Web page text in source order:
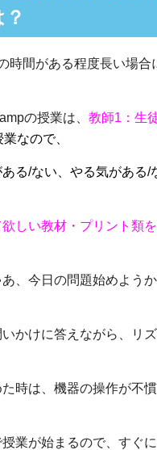
時間がある程度長い場合
の授業は、教師1：生
なので、
る/ない、やる気がある/
しい教材・プリント類
あ、今日の問題始めよう
かけに答えながら、リ
時は、機器の操作が不
業が始まるので、すぐ